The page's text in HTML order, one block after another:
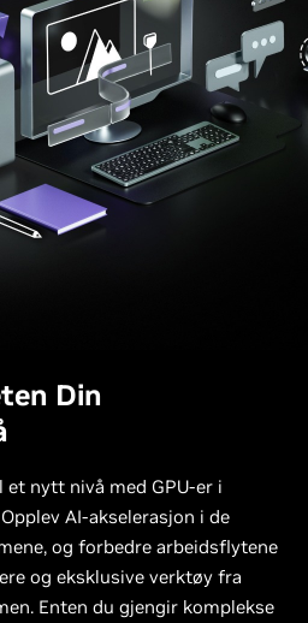
Din
nytt nivå med GPU-er i
AI-akselerasjon i de
og forbedre arbeidsflytene
og eksklusive verktøy fra
Enten du gjengir komplekse